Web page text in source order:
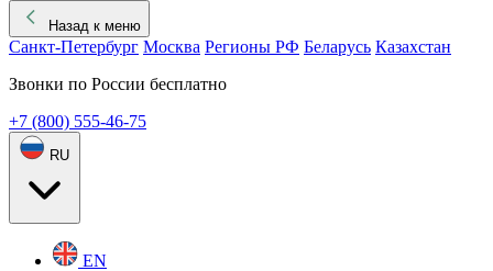
Назад к меню
Санкт-Петербург Москва Регионы РФ Беларусь Казахстан
Звонки по России бесплатно
+7 (800) 555-46-75
RU
EN